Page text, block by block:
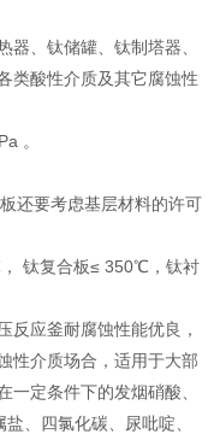
器、钛储罐、钛制塔器、
类酸性介质及其它腐蚀性
。
还要考虑基层材料的许可
钛复合板≤ 350℃，钛衬
反应釜耐腐蚀性能优良，
性介质场合，适用于大部
定条件下的发烟硝酸、
、四氯化碳、尿吡啶、